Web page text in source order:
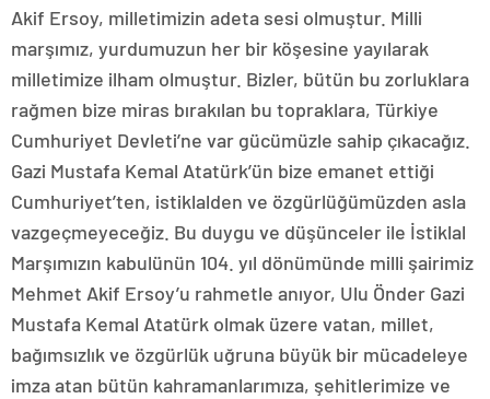
Akif Ersoy, milletimizin adeta sesi olmuştur. Milli
marşımız, yurdumuzun her bir köşesine yayılarak
milletimize ilham olmuştur. Bizler, bütün bu zorluklara
rağmen bize miras bırakılan bu topraklara, Türkiye
Cumhuriyet Devleti’ne var gücümüzle sahip çıkacağız.
Gazi Mustafa Kemal Atatürk’ün bize emanet ettiği
Cumhuriyet’ten, istiklalden ve özgürlüğümüzden asla
vazgeçmeyeceğiz. Bu duygu ve düşünceler ile İstiklal
Marşımızın kabulünün 104. yıl dönümünde milli şairimiz
Mehmet Akif Ersoy’u rahmetle anıyor, Ulu Önder Gazi
Mustafa Kemal Atatürk olmak üzere vatan, millet,
bağımsızlık ve özgürlük uğruna büyük bir mücadeleye
imza atan bütün kahramanlarımıza, şehitlerimize ve